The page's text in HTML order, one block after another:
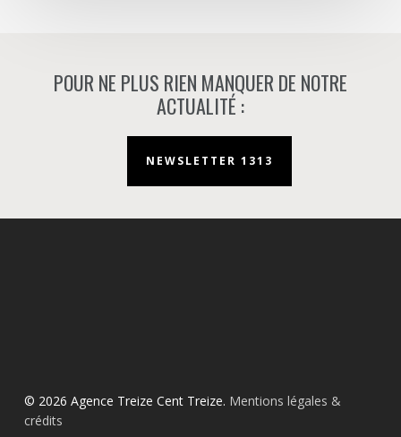
POUR NE PLUS RIEN MANQUER DE NOTRE
ACTUALITÉ :
NEWSLETTER 1313
© 2026 Agence Treize Cent Treize. Mentions légales &
crédits